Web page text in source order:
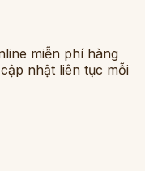
miễn phí hàng
nhật liên tục mỗi